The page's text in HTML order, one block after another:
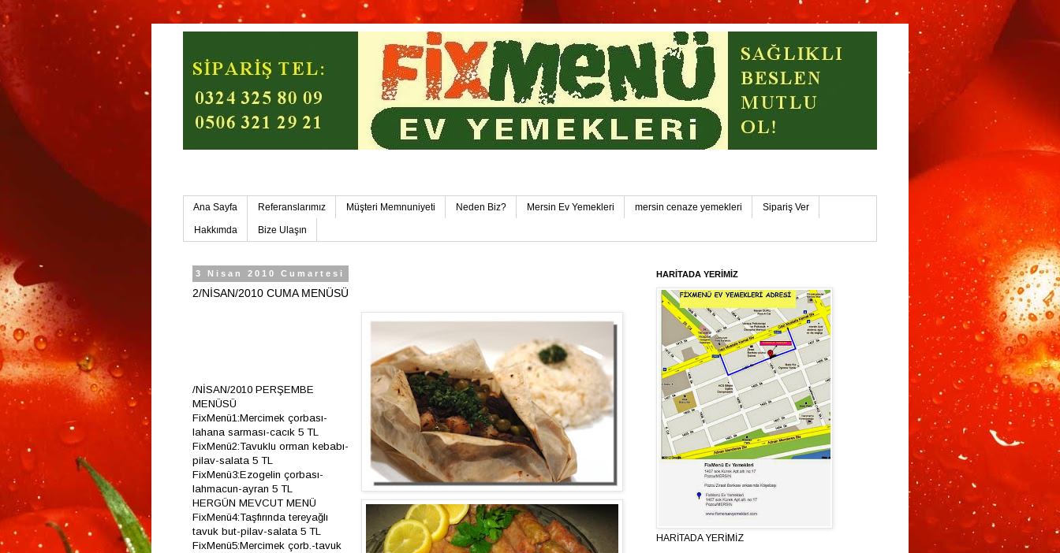
Ana Sayfa Referanslarımız Müşteri Memnuniyeti Neden Biz? Mersin Ev Yemekleri mersin cenaze yemekleri Sipariş Ver
Hakkımda Bize Ulaşın
3 Nisan 2010 Cumartesi
2/NİSAN/2010 CUMA MENÜSÜ
/NİSAN/2010 PERŞEMBE
MENÜSÜ
FixMenü1:Mercimek çorbası-
lahana sarması-cacık 5 TL
FixMenü2:Tavuklu orman kebabı-
pilav-salata 5 TL
FixMenü3:Ezogelin çorbası-
lahmacun-ayran 5 TL
HERGÜN MEVCUT MENÜ
FixMenü4:Taşfırında tereyağlı
tavuk but-pilav-salata 5 TL
FixMenü5:Mercimek çorb.-tavuk
HARİTADA YERİMİZ
HARİTADA YERİMİZ